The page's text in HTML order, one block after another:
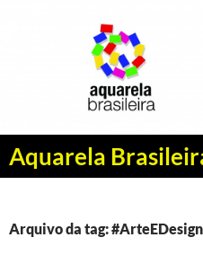
Aquarela
Pesquisar
PULAR
CONTEÚDO
Arquivo da tag: #ArteEDesign